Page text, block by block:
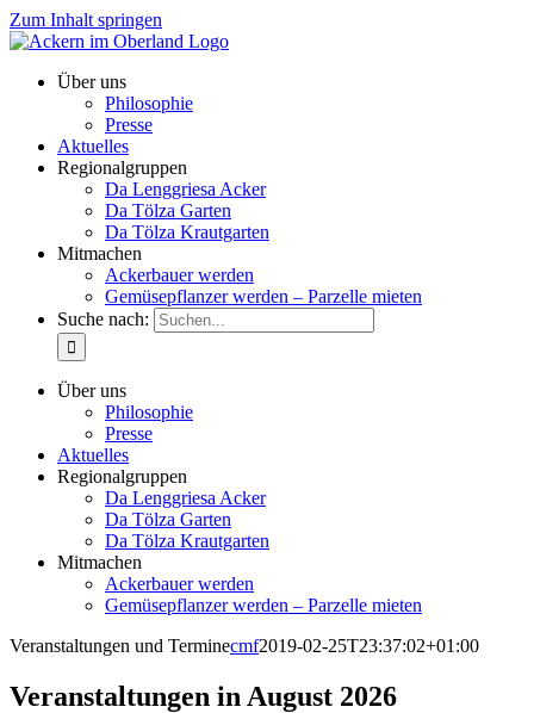
Zum Inhalt springen
Über uns
Philosophie
Presse
Aktuelles
Regionalgruppen
Da Lenggriesa Acker
Da Tölza Garten
Da Tölza Krautgarten
Mitmachen
Ackerbauer werden
Gemüsepflanzer werden – Parzelle mieten
Suche nach:
Über uns
Philosophie
Presse
Aktuelles
Regionalgruppen
Da Lenggriesa Acker
Da Tölza Garten
Da Tölza Krautgarten
Mitmachen
Ackerbauer werden
Gemüsepflanzer werden – Parzelle mieten
Veranstaltungen und Terminecmf2019-02-25T23:37:02+01:00
Veranstaltungen in August 2026